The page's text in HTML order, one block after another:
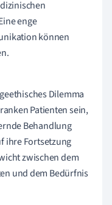
enge
können
Dilemma
Patienten sein,
Behandlung
ihre Fortsetzung
zwischen dem
und dem Bedürfnis